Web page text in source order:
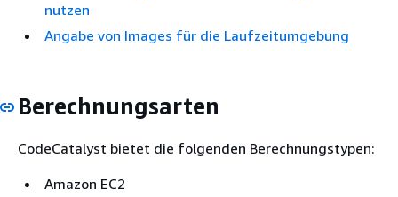
nutzen
Angabe von Images für die Laufzeitumgebung
Berechnungsarten
CodeCatalyst bietet die folgenden Berechnungstypen:
Amazon EC2